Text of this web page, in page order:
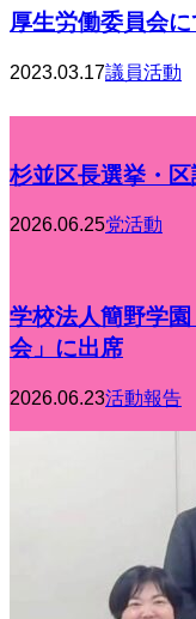
厚生労働委員会
2023.03.17議員活動
杉並区長選挙・
2026.06.25党活動
学校法人簡野学
会」に出席
2026.06.23活動報告